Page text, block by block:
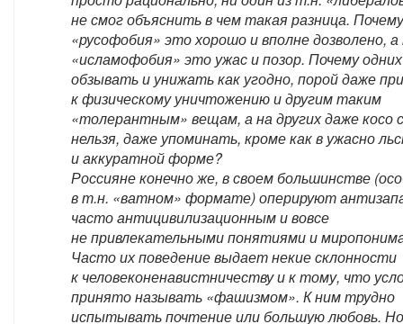
не смог объяснить в чем такая разница.
«русофобия» это хорошо и вполне дозволено, а
«исламофобия» это ужас и позор. Почему
обзывать и унижать как угодно, порой даже
к физическому уничтожению и другим таким
«толерантным» вещам, а на других даже косо
нельзя, даже упоминать, кроме как в ужасно
и аккуратной форме?
Россияне конечно же, в своем большинстве
в т.н. «ватном» формате) оперируют
часто антицивилизационным и вовсе
не привлекательными понятиями и
Часто их поведение выдает некие склонности
к человеконенавистничеству и к тому, что
принято называть «фашизмом». К ним трудно
испытывать почтение или большую любовь.